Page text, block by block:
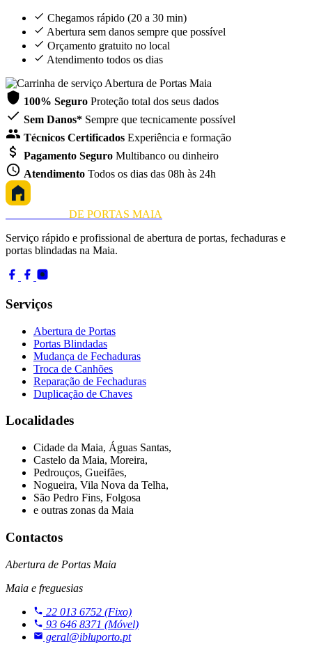
Chegamos rápido (20 a 30 min)
Abertura sem danos sempre que possível
Orçamento gratuito no local
Atendimento todos os dias
100% Seguro Proteção total dos seus dados
Sem Danos* Sempre que tecnicamente possível
Técnicos Certificados Experiência e formação
Pagamento Seguro Multibanco ou dinheiro
Atendimento Todos os dias das 08h às 24h
DE PORTAS MAIA
Serviço rápido e profissional de abertura de portas, fechaduras e
portas blindadas na Maia.
Serviços
Abertura de Portas
Portas Blindadas
Mudança de Fechaduras
Troca de Canhões
Reparação de Fechaduras
Duplicação de Chaves
Localidades
Cidade da Maia, Águas Santas,
Castelo da Maia, Moreira,
Pedrouços, Gueifães,
Nogueira, Vila Nova da Telha,
São Pedro Fins, Folgosa
e outras zonas da Maia
Contactos
Abertura de Portas Maia
Maia e freguesias
22 013 6752 (Fixo)
93 646 8371 (Móvel)
geral@ibluporto.pt